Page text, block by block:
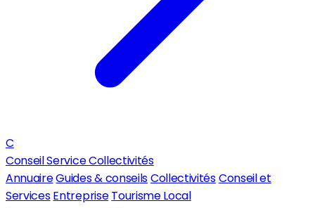
C
Conseil Service Collectivités
AnnuaireGuides & conseilsCollectivitésConseil et
ServicesEntreprise Tourisme Local